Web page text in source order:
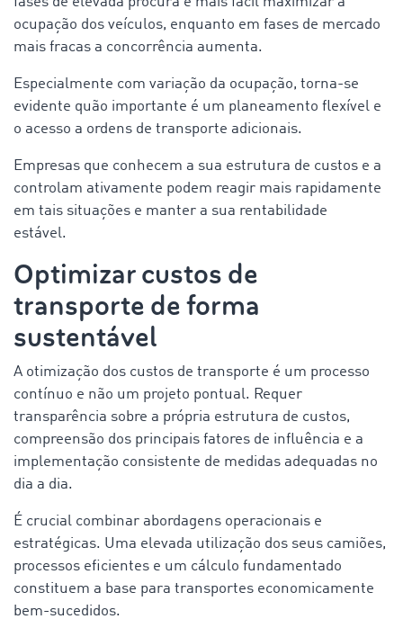
ocupação dos veículos, enquanto em fases de mercado
mais fracas a concorrência aumenta.
Especialmente com variação da ocupação, torna-se
evidente quão importante é um planeamento flexível e
o acesso a ordens de transporte adicionais.
Empresas que conhecem a sua estrutura de custos e a
controlam ativamente podem reagir mais rapidamente
em tais situações e manter a sua rentabilidade
estável.
Optimizar custos de
transporte de forma
sustentável
A otimização dos custos de transporte é um processo
contínuo e não um projeto pontual. Requer
transparência sobre a própria estrutura de custos,
compreensão dos principais fatores de influência e a
implementação consistente de medidas adequadas no
dia a dia.
É crucial combinar abordagens operacionais e
estratégicas. Uma elevada utilização dos seus camiões,
processos eficientes e um cálculo fundamentado
constituem a base para transportes economicamente
bem-sucedidos.